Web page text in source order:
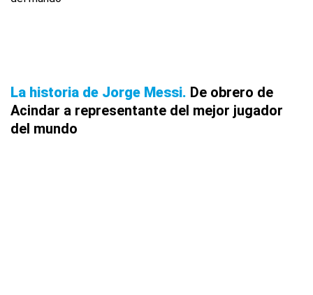
La historia de Jorge Messi De obrero de
Acindar a representante del mejor jugador
del mundo